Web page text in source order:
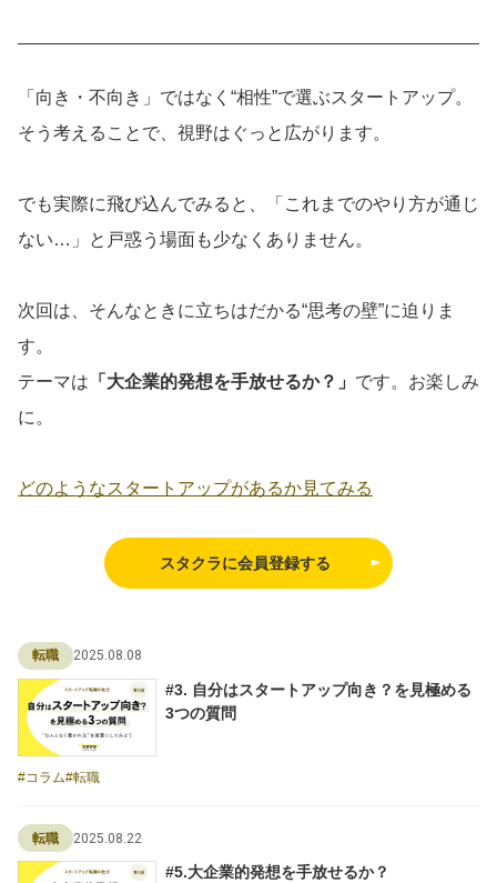
「向き・不向き」ではなく“相性”で選ぶスタートアップ。
そう考えることで、視野はぐっと広がります。
でも実際に飛び込んでみると、「これまでのやり方が通じ
ない…」と戸惑う場面も少なくありません。
次回は、そんなときに立ちはだかる“思考の壁”に迫りま
す。
テーマは 「大企業的発想を手放せるか？」 です。お楽しみ
に。
どのようなスタートアップがあるか見てみる
スタクラに会員登録する
転職 2025.08.08
#3. 自分はスタートアップ向き？を見極める
3つの質問
コラム 転職
転職 2025.08.22
#5.大企業的発想を手放せるか？